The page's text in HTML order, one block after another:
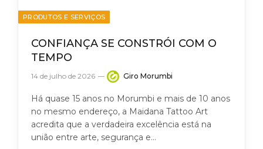
PRODUTOS E SERVIÇOS
CONFIANÇA SE CONSTRÓI COM O
TEMPO
14 de julho de 2026 Giro Morumbi
Há quase 15 anos no Morumbi e mais de 10 anos
no mesmo endereço, a Maidana Tattoo Art
acredita que a verdadeira excelência está na
união entre arte, segurança e…